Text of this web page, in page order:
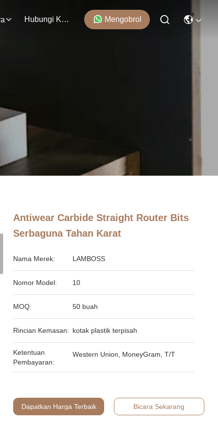
Hubungi Kami Mengobrol
Antiwear Carbide Straight Router Bits
Serbaguna Tahan Karat
Nama Merek: LAMBOSS
Nomor Model: 10
MOQ: 50 buah
Rincian Kemasan: kotak plastik terpisah
Ketentuan
Pembayaran:
Western Union, MoneyGram, T/T
Dapatkan Harga Terbaik Bicara Sekarang